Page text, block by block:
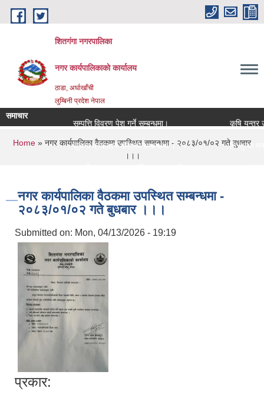
Skip to main content
शितगंगा नगरपालिका
नगर कार्यपालिकाकाे कार्यालय
ठाडा, अर्घाखाँची
लुम्बिनी प्रदेश नेपाल
समाचार
सम्पत्ति विवरण पेश गर्ने सम्बन्धमा।
कृषि यन्त्र
सूचना प्रकाशन गरिएको सम्बन्धमा ।।। नि:शुल्क
You are here
Home » नगर कार्यपालिका वैठकमा उपस्थित सम्बन्धमा - २०८३/०१/०२ गते बुधबार
।।।
नगर कार्यपालिका वैठकमा उपस्थित सम्बन्धमा -
२०८३/०१/०२ गते बुधबार ।।।
Submitted on: Mon, 04/13/2026 - 19:19
प्रकार: